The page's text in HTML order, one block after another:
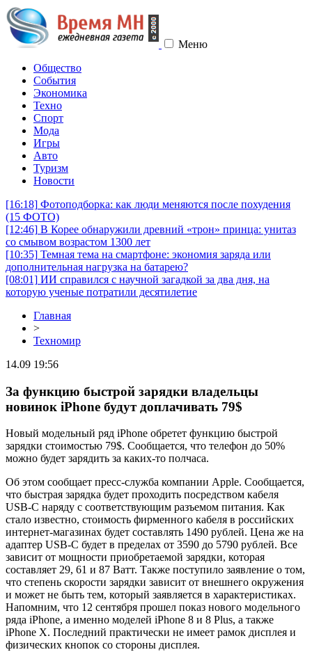
Меню
Общество
События
Экономика
Техно
Спорт
Мода
Игры
Авто
Туризм
Новости
[16:18] Фотоподборка: как люди меняются после похудения
(15 ФОТО)
[12:46] В Корее обнаружили древний «трон» принца: унитаз
со смывом возрастом 1300 лет
[10:35] Темная тема на смартфоне: экономия заряда или
дополнительная нагрузка на батарею?
[08:01] ИИ справился с научной загадкой за два дня, на
которую ученые потратили десятилетие
Главная
>
Техномир
14.09 19:56
За функцию быстрой зарядки владельцы
новинок iPhone будут доплачивать 79$
Новый модельный ряд iPhone обретет функцию быстрой
зарядки стоимостью 79$. Сообщается, что телефон до 50%
можно будет зарядить за каких-то полчаса.
Об этом сообщает пресс-служба компании Apple. Сообщается,
что быстрая зарядка будет проходить посредством кабеля
USB-C наряду с соответствующим разъемом питания. Как
стало известно, стоимость фирменного кабеля в российских
интернет-магазинах будет составлять 1490 рублей. Цена же на
адаптер USB-C будет в пределах от 3590 до 5790 рублей. Все
зависит от мощности приобретаемой зарядки, которая
составляет 29, 61 и 87 Ватт. Также поступило заявление о том,
что степень скорости зарядки зависит от внешнего окружения
и может не быть тем, который заявляется в характеристиках.
Напомним, что 12 сентября прошел показ нового модельного
ряда iPhone, а именно моделей iPhone 8 и 8 Plus, а также
iPhone X. Последний практически не имеет рамок дисплея и
физических кнопок со стороны дисплея.